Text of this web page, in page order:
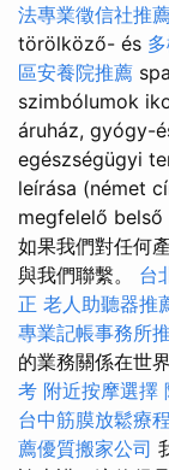
法專業徵信社推
törölköző- és
區安養院推薦 spa
szimbólumok
áruház, gyógy-
egészségügyi
leírása (német
megfelelő belső
如果我們對任何
與我們聯繫。 台
正 老人助聽器推
專業記帳事務所
的業務關係在世
考 附近按摩選擇
台中筋膜放鬆療
薦優質搬家公司